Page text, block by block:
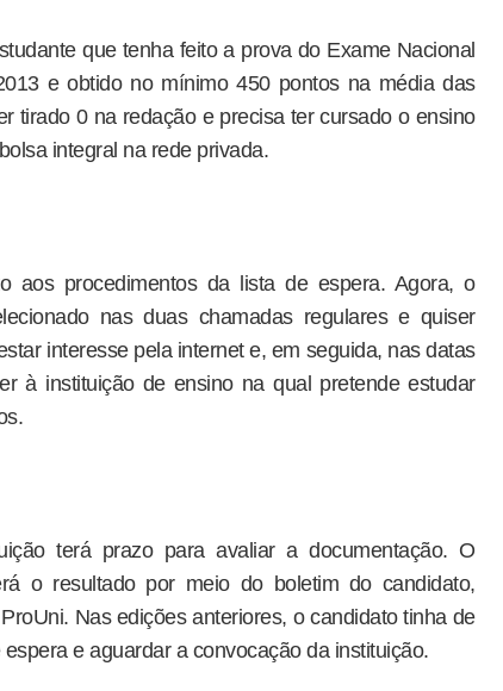
que tenha feito a prova do Exame Nacional
e obtido no mínimo 450 pontos na média das
tirado 0 na redação e precisa ter cursado o ensino
integral na rede privada.
aos procedimentos da lista de espera. Agora, o
nas duas chamadas regulares e quiser
interesse pela internet e, em seguida, nas datas
à instituição de ensino na qual pretende estudar
terá prazo para avaliar a documentação. O
o resultado por meio do boletim do candidato,
Nas edições anteriores, o candidato tinha de
e aguardar a convocação da instituição.